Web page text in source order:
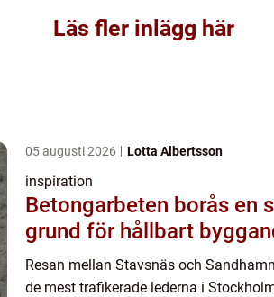
Läs fler inlägg här
05 augusti 2026 Lotta Albertsson
inspiration
Betongarbeten borås en stabil
grund för hållbart
Resan mellan Stavsnäs och
de mest trafikerade lederna i